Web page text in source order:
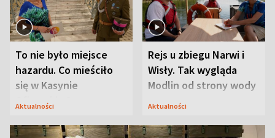
To nie było miejsce
hazardu. Co mieściło
się w Kasynie
Oficerskim?
Aktualności
Rejs u zbiegu Narwi i
Wisły. Tak wygląda
Modlin od strony wody
Aktualności